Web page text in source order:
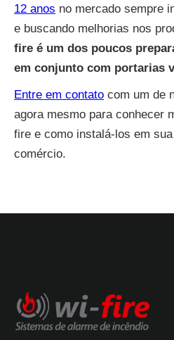
12 anos no mercado sempre
e buscando melhorias nos
fire é um dos poucos
em conjunto com portarias
Entre em contato com um de
agora mesmo para conhecer
fire e como instalá-los em
comércio.